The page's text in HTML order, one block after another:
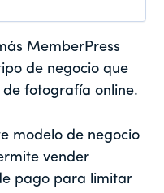
MemberPress
de negocio que
de fotografía online.
modelo de negocio
vender
pago para limitar